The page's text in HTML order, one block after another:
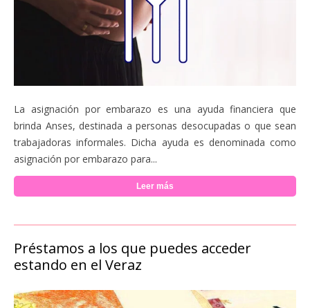
La asignación por embarazo es una ayuda financiera que
brinda Anses, destinada a personas desocupadas o que sean
trabajadoras informales. Dicha ayuda es denominada como
asignación por embarazo para...
Leer más
Préstamos a los que puedes acceder
estando en el Veraz